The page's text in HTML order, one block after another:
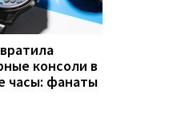
консоли в
часы: фанаты